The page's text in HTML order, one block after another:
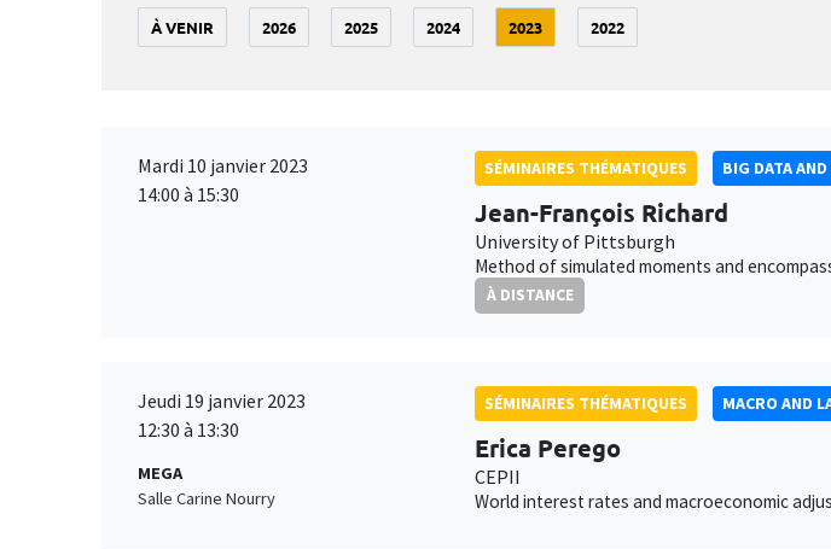
À VENIR 2026 2025 2024 2023 2022
Mardi 10 janvier 2023
14:00 à 15:30
SÉMINAIRES THÉMATIQUES BIG DATA
Jean-François Richard
University of Pittsburgh
Method of simulated moments and
À DISTANCE
Jeudi 19 janvier 2023
12:30 à 13:30
MEGA
Salle Carine Nourry
SÉMINAIRES THÉMATIQUES MACRO AND
Erica Perego
CEPII
World interest rates and macroeconomic